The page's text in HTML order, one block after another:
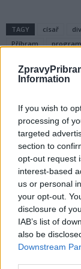
Information
If you wish to
processing of
targeted
section to
opt-out request
interest-based
us or personal
your opt-out.
disclosure of
IAB’s list of
also be
Downstream
TAGY císař
Příbram
program
Předchozí článek
Opilec rozbíjel po
SOUVISEJÍCÍ
VÍCE OD AUTORA